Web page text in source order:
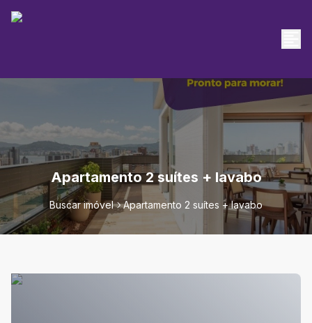
Apartamento 2 suítes + lavabo
Buscar imóvel Apartamento 2 suítes + lavabo